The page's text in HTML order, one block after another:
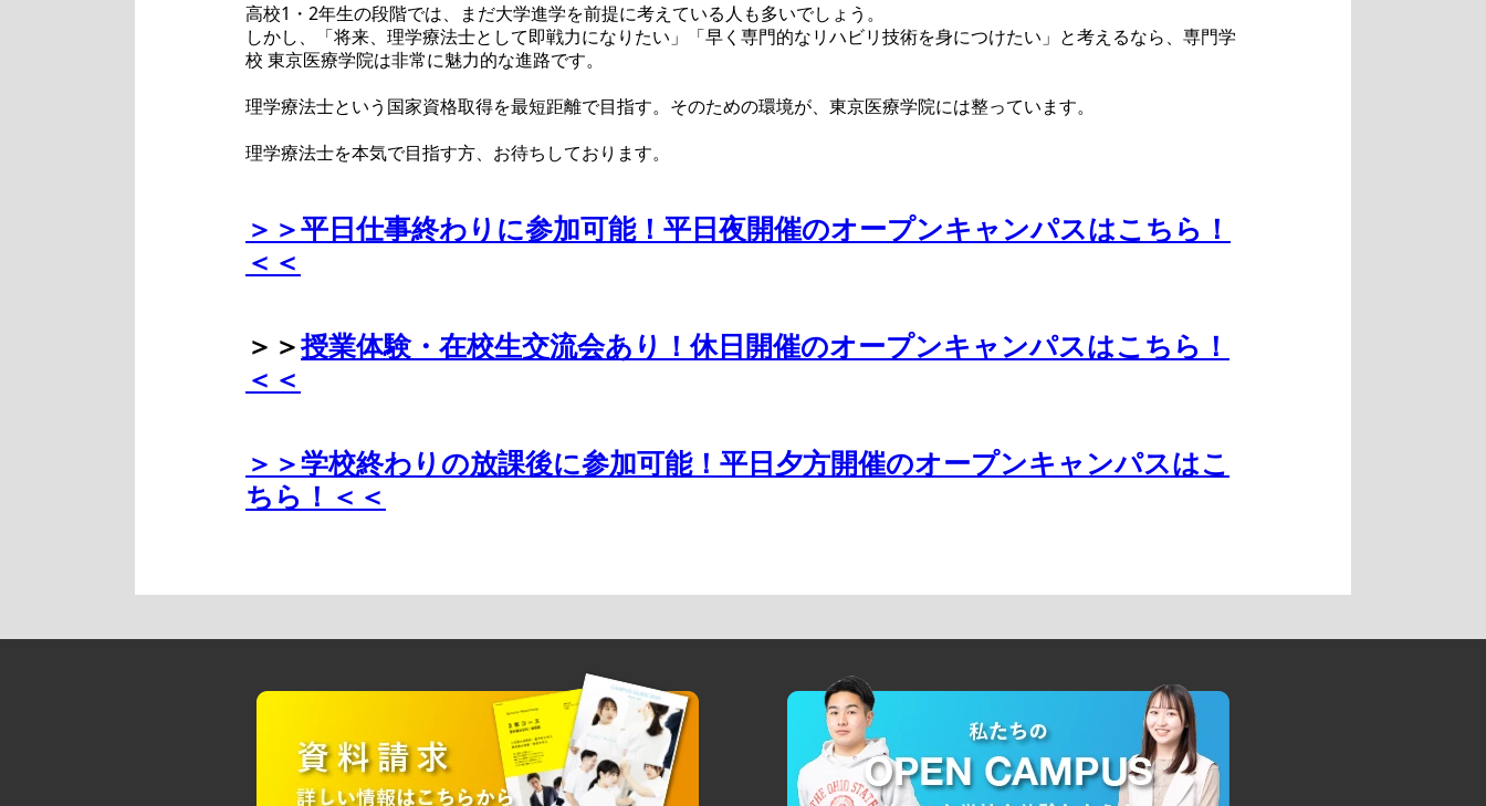
高校1・2年生の段階では、まだ大学進学を前提に考えている人も多いでしょう。
しかし、「将来、理学療法士として即戦力になりたい」「早く専門的なリハビリ技術を身につけたい」と考えるなら、専門学
校 東京医療学院は非常に魅力的な進路です。
理学療法士という国家資格取得を最短距離で目指す。そのための環境が、東京医療学院には整っています。
理学療法士を本気で目指す方、お待ちしております。
＞＞平日仕事終わりに参加可能！平日夜開催のオープンキャンパスはこちら！
＜＜
＞＞授業体験・在校生交流会あり！休日開催のオープンキャンパスはこちら！
＜＜
＞＞学校終わりの放課後に参加可能！平日夕方開催のオープンキャンパスはこ
ちら！＜＜